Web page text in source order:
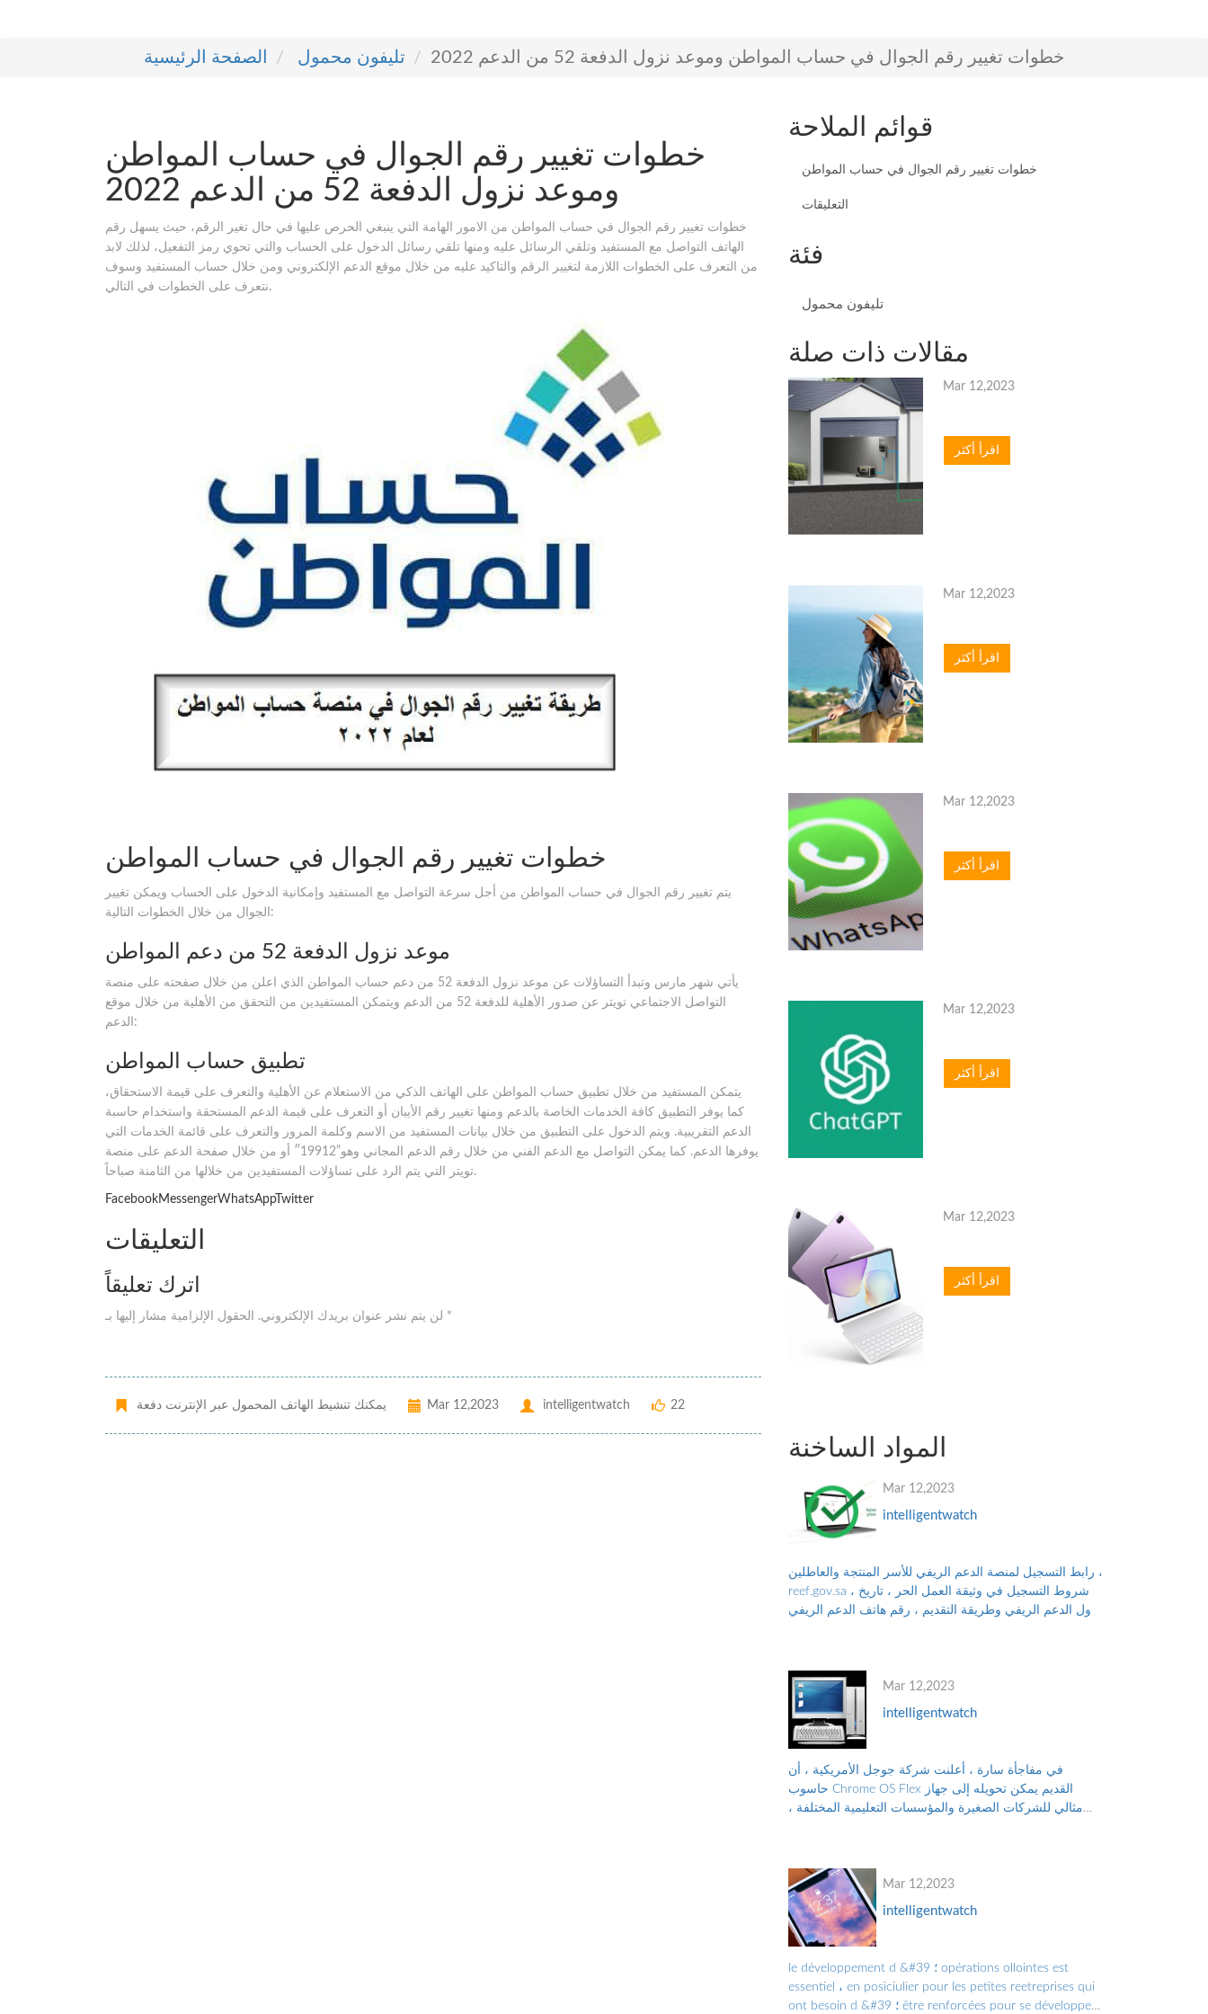
الصفحة الرئيسية تليفون محمول خطوات تغيير رقم الجوال في حساب المواطن وموعد نزول الدفعة 52 من الدعم 2022
خطوات تغيير رقم الجوال في حساب المواطن
وموعد نزول الدفعة 52 من الدعم 2022
خطوات تغيير رقم الجوال في حساب المواطن من الامور الهامة التي ينبغي الحرص عليها في حال تغير الرقم، حيث يسهل رقم
الهاتف التواصل مع المستفيد وتلقي الرسائل عليه ومنها تلقي رسائل الدخول على الحساب والتي تحوي رمز التفعيل، لذلك لابد
من التعرف على الخطوات اللازمة لتغيير الرقم والتاكيد عليه من خلال موقع الدعم الإلكتروني ومن خلال حساب المستفيد وسوف
نتعرف على الخطوات في التالي.
خطوات تغيير رقم الجوال في حساب المواطن
يتم تغيير رقم الجوال في حساب المواطن من أجل سرعة التواصل مع المستفيد وإمكانية الدخول على الحساب ويمكن تغيير
الجوال من خلال الخطوات التالية:
موعد نزول الدفعة 52 من دعم المواطن
يأتي شهر مارس وتبدأ التساؤلات عن موعد نزول الدفعة 52 من دعم حساب المواطن الذي اعلن من خلال صفحته على منصة
التواصل الاجتماعي تويتر عن صدور الأهلية للدفعة 52 من الدعم ويتمكن المستفيدين من التحقق من الأهلية من خلال موقع
الدعم:
تطبيق حساب المواطن
يتمكن المستفيد من خلال تطبيق حساب المواطن على الهاتف الذكي من الاستعلام عن الأهلية والتعرف على قيمة الاستحقاق،
كما يوفر التطبيق كافة الخدمات الخاصة بالدعم ومنها تغيير رقم الأيبان أو التعرف على قيمة الدعم المستحقة واستخدام حاسبة
الدعم التقريبية. ويتم الدخول على التطبيق من خلال بيانات المستفيد من الاسم وكلمة المرور والتعرف على قائمة الخدمات التي
يوفرها الدعم. كما يمكن التواصل مع الدعم الفني من خلال رقم الدعم المجاني وهو”19912″ أو من خلال صفحة الدعم على منصة
تويتر التي يتم الرد على تساؤلات المستفيدين من خلالها من الثامنة صباحاً.
FacebookMessengerWhatsAppTwitter
التعليقات
اترك تعليقاً
لن يتم نشر عنوان بريدك الإلكتروني. الحقول الإلزامية مشار إليها بـ *
يمكنك تنشيط الهاتف المحمول عبر الإنترنت دفعة Mar 12,2023 intelligentwatch 22
قوائم الملاحة
خطوات تغيير رقم الجوال في حساب المواطن
التعليقات
فئة
تليفون محمول
مقالات ذات صلة
Mar 12,2023
اقرأ أكثر
Mar 12,2023
اقرأ أكثر
Mar 12,2023
اقرأ أكثر
Mar 12,2023
اقرأ أكثر
Mar 12,2023
اقرأ أكثر
المواد الساخنة
Mar 12,2023
intelligentwatch
رابط التسجيل لمنصة الدعم الريفي للأسر المنتجة والعاطلين ،
reef.gov.sa ، شروط التسجيل في وثيقة العمل الحر ، تاريخ
نزول الدعم الريفي وطريقة التقديم ، رقم هاتف الدعم الريفي
Mar 12,2023
intelligentwatch
في مفاجأة سارة ، أعلنت شركة جوجل الأمريكية ، أن
حاسوب Chrome OS Flex القديم يمكن تحويله إلى جهاز
مثالي للشركات الصغيرة والمؤسسات التعليمية المختلفة ،
Mar 12,2023
intelligentwatch
le développement d &#39 ؛ opérations ollointes est
essentiel ، en posiciulier pour les petites reetreprises qui
ont besoin d &#39 ؛ être renforcées pour se développer